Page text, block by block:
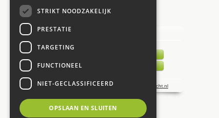
UW MENING TELT!
STRIKT NOODZAKELIJK
PRESTATIE
TARGETING
FUNCTIONEEL
NIET-GECLASSIFICEERD
OPSLAAN EN SLUITEN